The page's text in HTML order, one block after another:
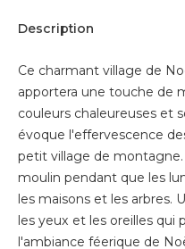
Description
Ce charmant village de
apportera une touche de
couleurs chaleureuses et
évoque l'effervescence
petit village de
moulin pendant que les
les maisons et les arbres.
les yeux et les oreilles qui
l'ambiance féerique de